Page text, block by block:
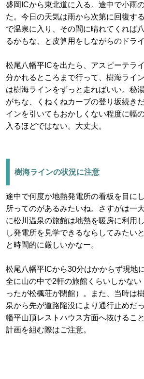
盛岡ICから東北道に入る。途中で小雨
た。今日の天気は雨から次第に回復す
で温泉に入り、その間に晴れてくれば
るかもな、と皮算用をしながらのドライ
松尾八幡平ICを出たら、アスピーテラ
分かれるところまで行って、樹海ライ
は樹海ラインをずっと走ればいい。秘
がちな、くねくねカーブの登り坂続き
インを引いてもおかしくない程度に幅
入るほどではない。大丈夫。
樹海ラインの状況に注意
途中で何度か地熱発電所の看板を目に
所ってのがあるみたいね。さすがは一
に松川温泉の旅館は地熱を暖房に利用
し発電所を見学できるならしてみたい
と時間的に厳しいかなー。
松尾八幡平ICから30分はかからず現地
全に山の中で2軒の旅館くらいしかな
ったが松楓荘が閉館）。また、当時は
泉から先が道路陥没により通行止めだ
幡平山頂レストハウス方面へ抜けるこ
計画を組む際はご注意。